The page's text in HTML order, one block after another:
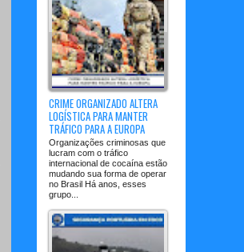
CRIME ORGANIZADO ALTERA
LOGÍSTICA PARA MANTER
TRÁFICO PARA A EUROPA
Organizações criminosas que
lucram com o tráfico
internacional de cocaína estão
mudando sua forma de operar
no Brasil Há anos, esses
grupo...